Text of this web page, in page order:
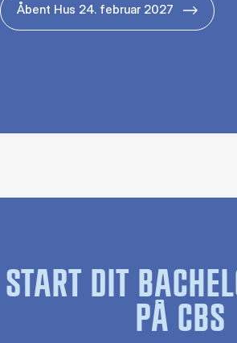
Åbent Hus 24. februar 2027
START DIT
PÅ CBS